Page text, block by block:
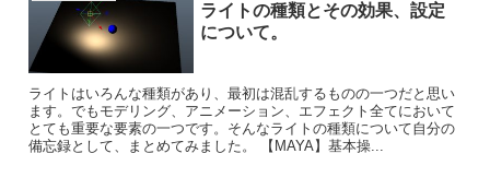
ライトの種類とその効果、設定
について。
ライトはいろんな種類があり、最初は混乱するものの一つだと思い
ます。でもモデリング、アニメーション、エフェクト全てにおいて
とても重要な要素の一つです。そんなライトの種類について自分の
備忘録として、まとめてみました。 【MAYA】基本操...